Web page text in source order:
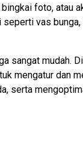
foto, atau
vas
sangat mudah.
mengatur dan
serta